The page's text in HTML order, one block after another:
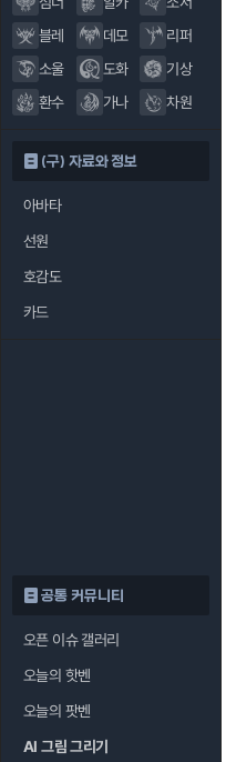
블레
데모
리퍼
소울
도화
기상
환수
가나 차원
(구) 자료와 정보
아바타
선원
호감도
카드
공통 커뮤니티
오픈 이슈 갤러리
오늘의 핫벤
오늘의 팟벤
AI 그림 그리기